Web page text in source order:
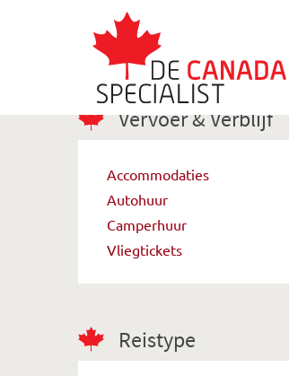
Vervoer & Verblijf
Accommodaties
Autohuur
Camperhuur
Vliegtickets
Reistype